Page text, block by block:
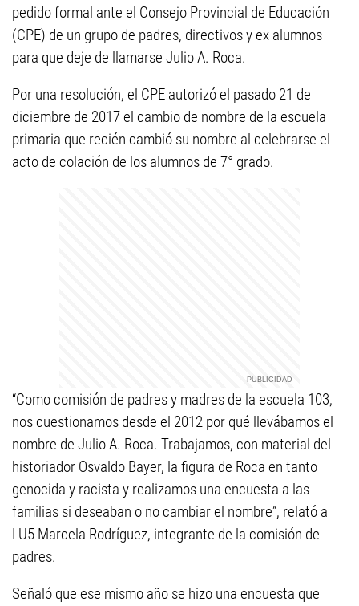
pedido formal ante el Consejo Provincial de Educación
(CPE) de un grupo de padres, directivos y ex alumnos
para que deje de llamarse Julio A. Roca.
Por una resolución, el CPE autorizó el pasado 21 de
diciembre de 2017 el cambio de nombre de la escuela
primaria que recién cambió su nombre al celebrarse el
acto de colación de los alumnos de 7° grado.
“Como comisión de padres y madres de la escuela 103,
nos cuestionamos desde el 2012 por qué llevábamos el
nombre de Julio A. Roca. Trabajamos, con material del
historiador Osvaldo Bayer, la figura de Roca en tanto
genocida y racista y realizamos una encuesta a las
familias si deseaban o no cambiar el nombre”, relató a
LU5 Marcela Rodríguez, integrante de la comisión de
padres.
Señaló que ese mismo año se hizo una encuesta que